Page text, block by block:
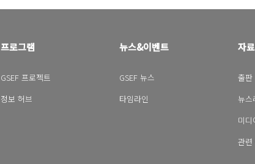
프로그램
GSEF 프로젝트
정보 허브
뉴스&이벤트
GSEF 뉴스
타임라인
자
출판
뉴스
미디
관련